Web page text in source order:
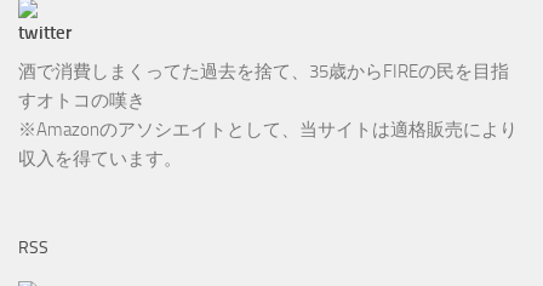
酒で消費しまくってた過去を捨て、35歳からFIREの民を目指
すオトコの嘆き
※Amazonのアソシエイトとして、当サイトは適格販売により
収入を得ています。
RSS